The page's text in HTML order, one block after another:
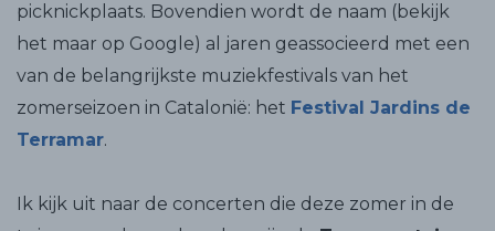
picknickplaats. Bovendien wordt de naam (bekijk
het maar op Google) al jaren geassocieerd met een
van de belangrijkste muziekfestivals van het
zomerseizoen in Catalonië: het Festival Jardins de
Terramar.
Ik kijk uit naar de concerten die deze zomer in de